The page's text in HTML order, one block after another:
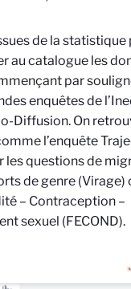
de la statistique
au catalogue les
par
enquêtes de
Diffusion. On
l’enquête
les questions de
de genre (Virage)
– Contraception –
sexuel (FECOND).